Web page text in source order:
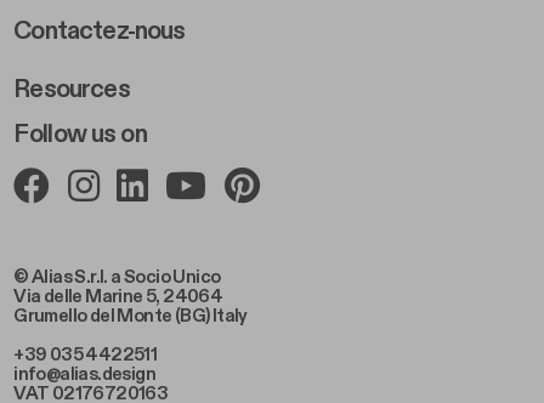
© Alias S.r.l. a Socio Unico
Via delle Marine 5, 24064
Grumello del Monte (BG) Italy
+39 035 4422511
info@alias.design
VAT 02176720163
Follow us on
Footer Right 2
Contactez-nous
Resources